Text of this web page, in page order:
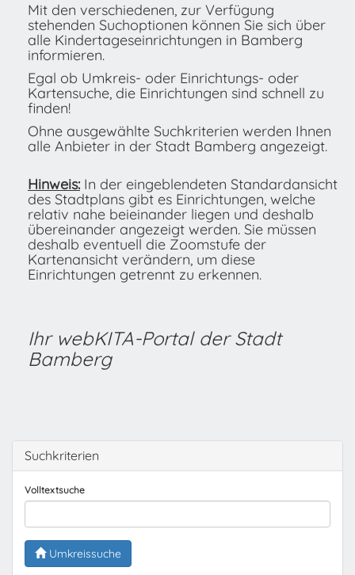
Mit den verschiedenen, zur Verfügung
stehenden Suchoptionen können Sie sich über
alle Kindertageseinrichtungen in Bamberg
informieren.
Egal ob Umkreis- oder Einrichtungs- oder
Kartensuche, die Einrichtungen sind schnell zu
finden!
Ohne ausgewählte Suchkriterien werden Ihnen
alle Anbieter in der Stadt Bamberg angezeigt.
Hinweis: In der eingeblendeten Standardansicht
des Stadtplans gibt es Einrichtungen, welche
relativ nahe beieinander liegen und deshalb
übereinander angezeigt werden. Sie müssen
deshalb eventuell die Zoomstufe der
Kartenansicht verändern, um diese
Einrichtungen getrennt zu erkennen.
Ihr webKITA-Portal der Stadt
Bamberg
Suchkriterien
Volltextsuche
Umkreissuche